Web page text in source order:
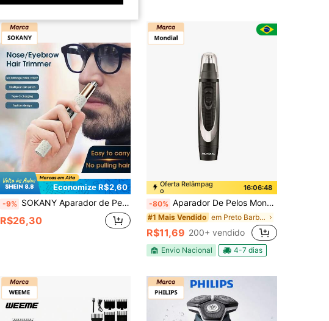
Economize R$2,60
-9% SOKANY Aparador de Pelos do Nariz Elétrico Portátil, Carregamento Tipo-C, Visor LED. Lâmina de Aço Inoxidável, Destacável e Lavável. Compacto e Portátil, Longa Duração da Bateria. Adequado para Pelos do Nariz, Sobrancelhas, Pelos da Orelha. Unissex, Design Minimalista e Elegante.
R$26,30
Oferta Relâmpag
o 16:06:47
-80% Aparador De Pelos Mondial Classic Tr-01 Bivolt 0,8w
#1 Mais Vendido em Preto Barbeadores elétricos e acessórios
R$11,69 200+ vendido
Envio Nacional 4-7 dias